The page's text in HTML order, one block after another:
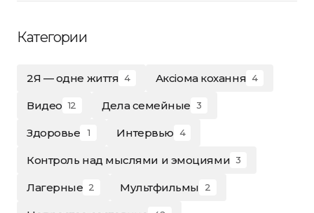
Категории
2Я — одне життя 4 Аксіома кохання 4
Видео 12 Дела семейные 3
Здоровье 1 Интервью 4
Контроль над мыслями и эмоциями 3
Лагерные 2 Мультфильмы 2